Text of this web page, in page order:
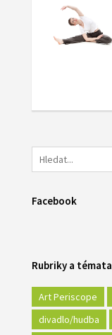
Facebook
Rubriky a témata
Art Periscope
divadlo/hudba